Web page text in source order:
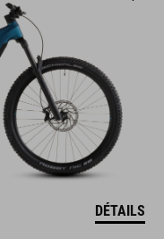
DÉTAILS